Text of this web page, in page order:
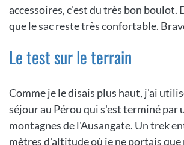
accessoires, c'est du très bon boulot.
que le sac reste très confortable.
Le test sur le terrain
Comme je le disais plus haut, j'ai
séjour au Pérou qui s'est terminé par
montagnes de l'Ausangate. Un trek
mètres d'altitude où je ne portais que